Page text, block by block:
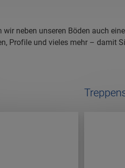
neben unseren Böden auch
Profile und vieles mehr – damit